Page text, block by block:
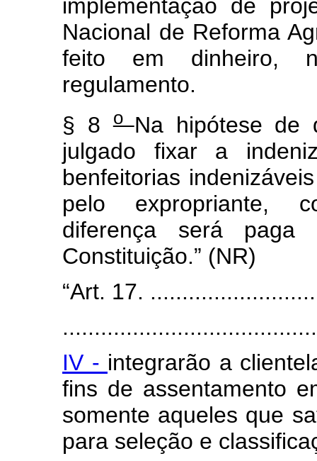
implementação de
Nacional de Reforma
feito em dinheiro,
regulamento.
§ 8o Na hipótese de
julgado fixar a
benfeitorias
pelo expropriante,
diferença será
Constituição.” (NR)
“Art. 17.
IV - integrarão a
fins de assentamento
somente aqueles que
para seleção e